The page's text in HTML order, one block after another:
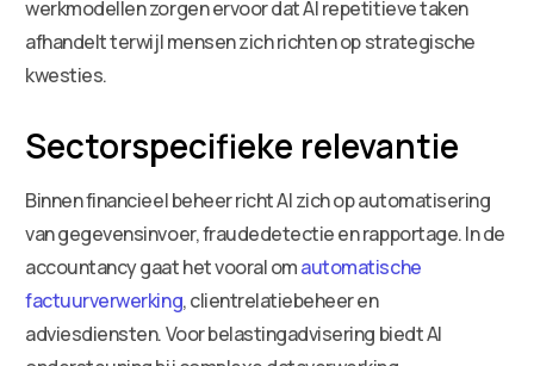
werkmodellen zorgen ervoor dat AI repetitieve taken
afhandelt terwijl mensen zich richten op strategische
kwesties.
Sectorspecifieke relevantie
Binnen financieel beheer richt AI zich op automatisering
van gegevensinvoer, fraudedetectie en rapportage. In de
accountancy gaat het vooral omautomatische
factuurverwerking, clientrelatiebeheer en
adviesdiensten. Voor belastingadvisering biedt AI